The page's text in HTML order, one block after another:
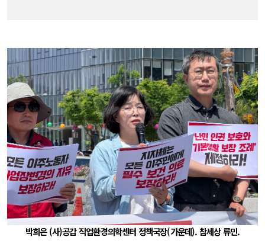
박희은 (사)공감 직업환경의학센터 정책국장(가운데). 참세상 류민.